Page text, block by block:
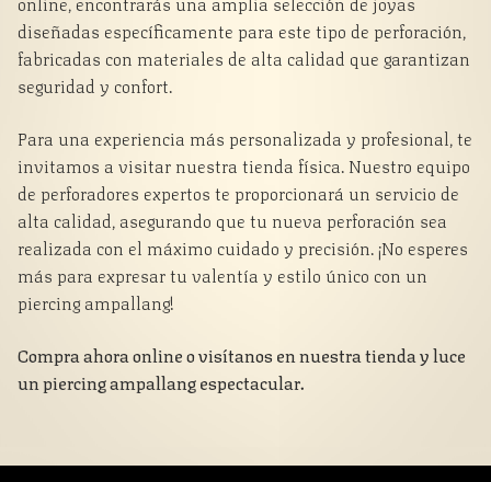
diseñadas específicamente para este tipo de perforación,
fabricadas con materiales de alta calidad que garantizan
seguridad y confort.
Para una experiencia más personalizada y profesional, te
invitamos a visitar nuestra tienda física. Nuestro equipo
de perforadores expertos te proporcionará un servicio de
alta calidad, asegurando que tu nueva perforación sea
realizada con el máximo cuidado y precisión. ¡No esperes
más para expresar tu valentía y estilo único con un
piercing ampallang!
Compra ahora online o visítanos en nuestra tienda y luce
un piercing ampallang espectacular.